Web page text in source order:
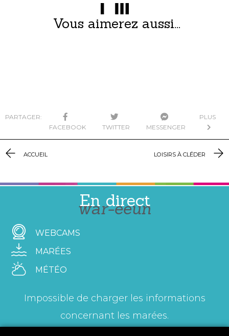
Vous aimerez aussi...
PARTAGER:
FACEBOOK
TWITTER MESSENGER
PLUS
ACCUEIL LOISIRS À CLÉDER
En direct
war-eeun
WEBCAMS
MARÉES
MÉTÉO
Impossible de charger les informations
concernant les marées.